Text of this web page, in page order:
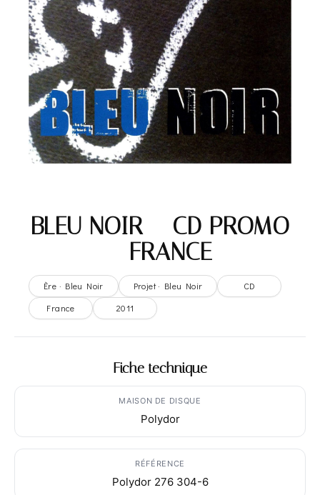
BLEU NOIR – CD PROMO
– FRANCE
Ère · Bleu Noir Projet · Bleu Noir
CD
France
2011
Fiche technique
MAISON DE DISQUE
Polydor
RÉFÉRENCE
Polydor 276 304-6